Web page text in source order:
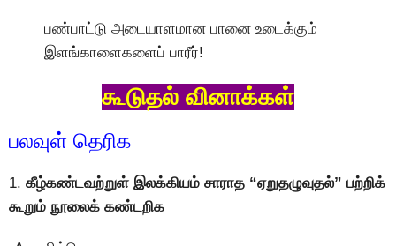
பண்பாட்டு அடையாளமான பானை உடைக்கும்
இளங்காளைகளைப் பாரீர்!
கூடுதல் வினாக்கள்
பலவுள் தெரிக
1. கீழ்கண்டவற்றுள் இலக்கியம் சாராத “ஏறுதழுவுதல்” பற்றிக்
கூறும் நூலைக் கண்டறிக